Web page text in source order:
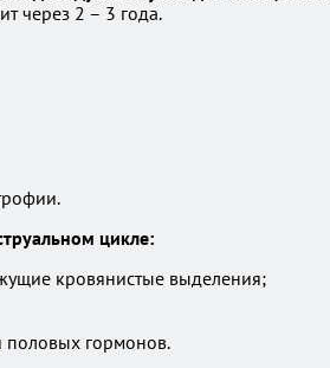
через 2 – 3 года.
цикле:
кровянистые выделения;
половых гормонов.